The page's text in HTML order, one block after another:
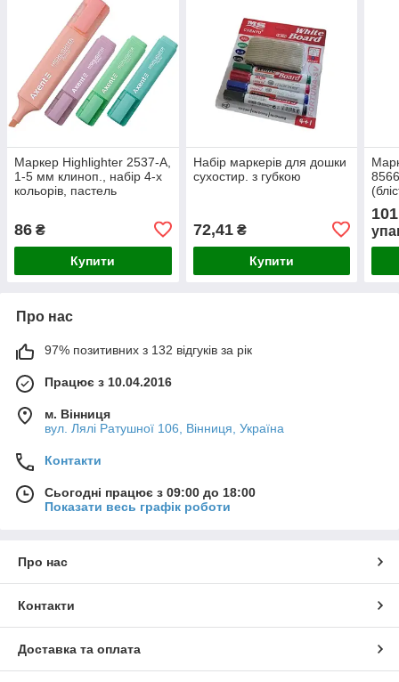
Маркер Highlighter 2537-A,
1-5 мм клиноп., набір 4-х
кольорів, пастель
86 ₴
Купити
Набір маркерів для дошки
сухостир. з губкою
72,41₴
Купити
Про нас
97% позитивних з 132 відгуків за рік
Працює з 10.04.2016
м. Вінниця
вул. Лялі Ратушної 106, Вінниця, Україна
Контакти
Сьогодні працює з 09:00 до 18:00
Показати весь графік роботи
Про нас
Контакти
Доставка та оплата